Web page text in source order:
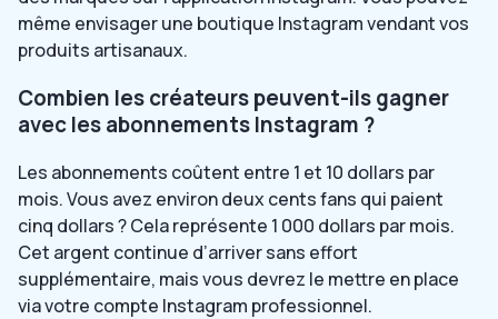
même envisager une boutique Instagram vendant vos
produits artisanaux.
Combien les créateurs peuvent-ils gagner
avec les abonnements Instagram ?
Les abonnements coûtent entre 1 et 10 dollars par
mois. Vous avez environ deux cents fans qui paient
cinq dollars ? Cela représente 1 000 dollars par mois.
Cet argent continue d’arriver sans effort
supplémentaire, mais vous devrez le mettre en place
via votre compte Instagram professionnel.